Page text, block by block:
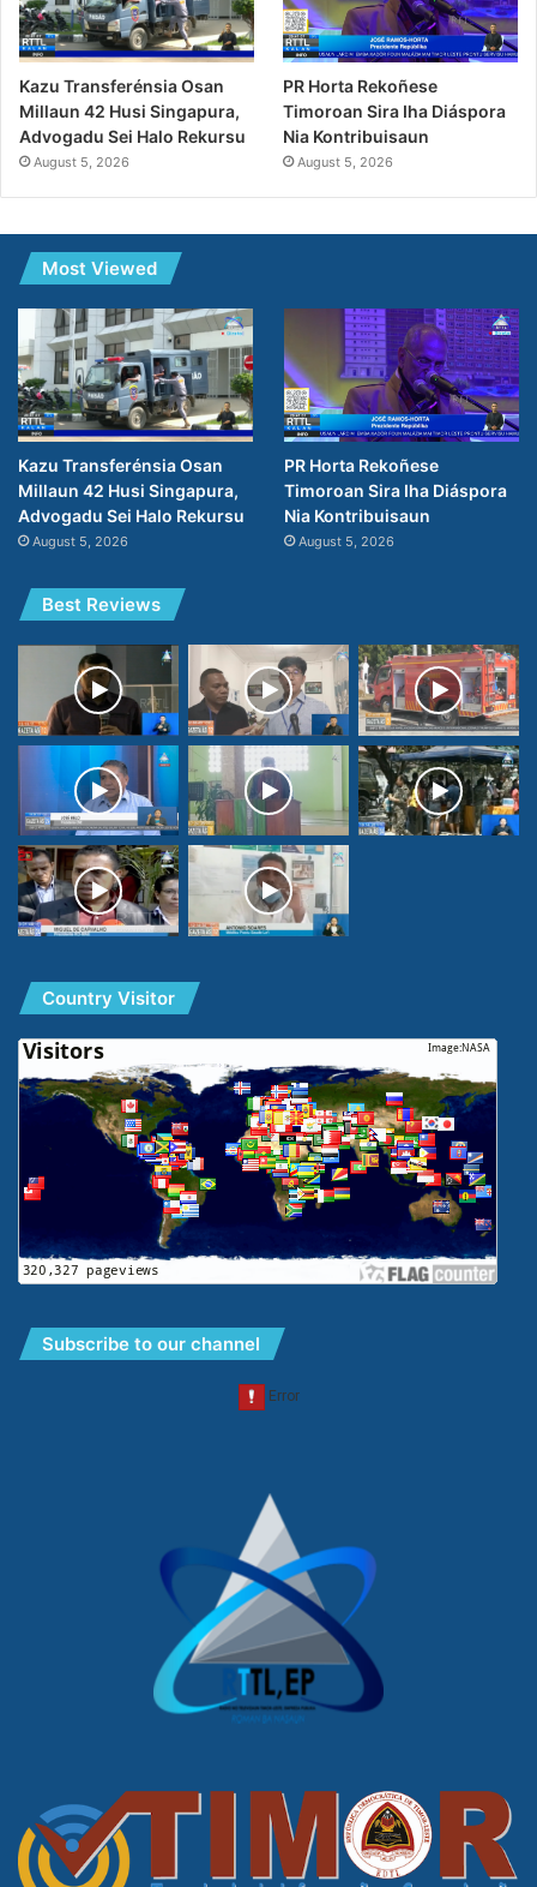
Kazu Transferénsia Osan
Millaun 42 Husi Singapura,
Advogadu Sei Halo Rekursu
August 5, 2026
PR Horta Rekoñese
Timoroan Sira Iha Diáspora
Nia Kontribuisaun
August 5, 2026
Most Viewed
Kazu Transferénsia Osan
Millaun 42 Husi Singapura,
Advogadu Sei Halo Rekursu
August 5, 2026
PR Horta Rekoñese
Timoroan Sira Iha Diáspora
Nia Kontribuisaun
August 5, 2026
Best Reviews
Country Visitor
Subscribe to our channel